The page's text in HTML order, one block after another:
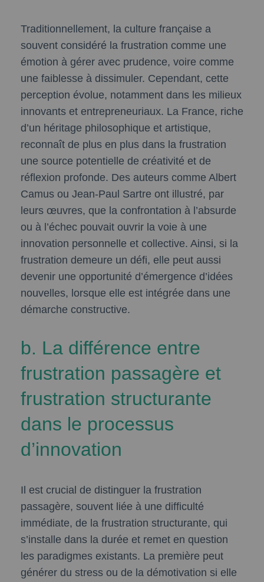
Traditionnellement, la culture française a
souvent considéré la frustration comme une
émotion à gérer avec prudence, voire comme
une faiblesse à dissimuler. Cependant, cette
perception évolue, notamment dans les milieux
innovants et entrepreneuriaux. La France, riche
d’un héritage philosophique et artistique,
reconnaît de plus en plus dans la frustration
une source potentielle de créativité et de
réflexion profonde. Des auteurs comme Albert
Camus ou Jean-Paul Sartre ont illustré, par
leurs œuvres, que la confrontation à l’absurde
ou à l’échec pouvait ouvrir la voie à une
innovation personnelle et collective. Ainsi, si la
frustration demeure un défi, elle peut aussi
devenir une opportunité d’émergence d’idées
nouvelles, lorsque elle est intégrée dans une
démarche constructive.
b. La différence entre
frustration passagère et
frustration structurante
dans le processus
d’innovation
Il est crucial de distinguer la frustration
passagère, souvent liée à une difficulté
immédiate, de la frustration structurante, qui
s’installe dans la durée et remet en question
les paradigmes existants. La première peut
générer du stress ou de la démotivation si elle